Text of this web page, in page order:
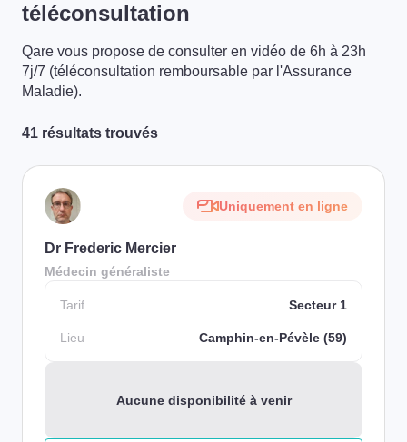
téléconsultation
Qare vous propose de consulter en vidéo de 6h à 23h
7j/7 (téléconsultation remboursable par l'Assurance
Maladie).
41 résultats trouvés
Uniquement en ligne
Dr Frederic Mercier
Médecin généraliste
Tarif Secteur 1
Lieu Camphin-en-Pévèle (59)
Aucune disponibilité à venir